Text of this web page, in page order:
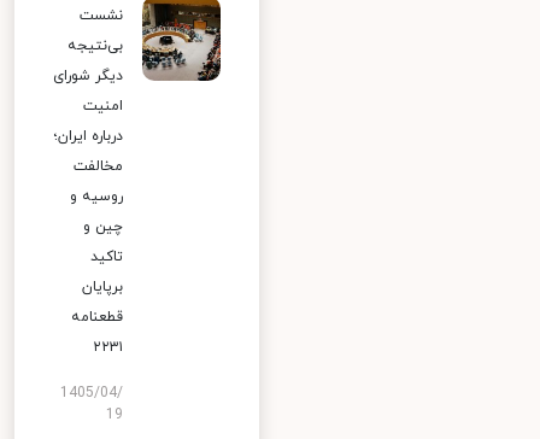
نشست
بی‌نتیجه
دیگر شورای
امنیت
درباره ایران؛
مخالفت
روسیه و
چین و
تاکید
برپایان
قطعنامه
۲۲۳۱
1405/04/
19